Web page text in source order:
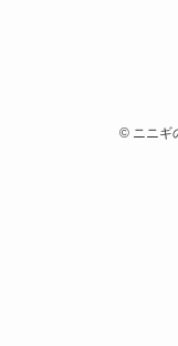
©ニニギ